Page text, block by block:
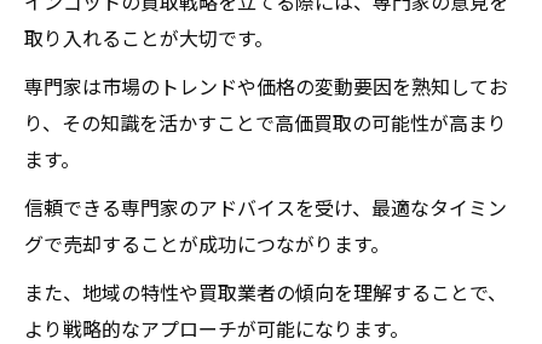
取り入れることが大切です。
専門家は市場のトレンドや価格の変動要因を熟知してお
り、その知識を活かすことで高価買取の可能性が高まり
ます。
信頼できる専門家のアドバイスを受け、最適なタイミン
グで売却することが成功につながります。
また、地域の特性や買取業者の傾向を理解することで、
より戦略的なアプローチが可能になります。